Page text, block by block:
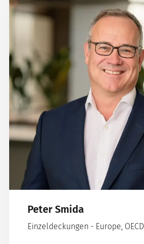
Peter Smida
Einzeldeckungen - Europe, OECD